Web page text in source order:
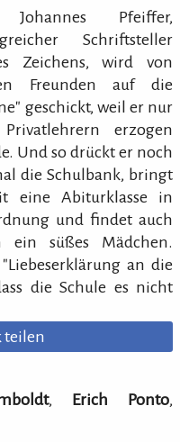
Pfeiffer,
Schriftsteller
Zeichens, wird von
Freunden auf die
geschickt, weil er nur
erzogen
Und so drückt er noch
die Schulbank, bringt
eine Abiturklasse in
und findet auch
ein süßes Mädchen.
an die
die Schule es nicht
teilen
, Erich Ponto,